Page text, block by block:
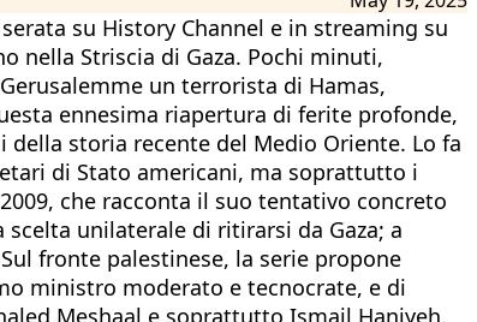
su History Channel e in streaming su
nella Striscia di Gaza. Pochi minuti,
un terrorista di Hamas,
ennesima riapertura di ferite profonde,
storia recente del Medio Oriente. Lo fa
di Stato americani, ma soprattutto i
che racconta il suo tentativo concreto
unilaterale di ritirarsi da Gaza; a
fronte palestinese, la serie propone
ministro moderato e tecnocrate, e di
Meshaal e soprattutto Ismail Haniyeh,